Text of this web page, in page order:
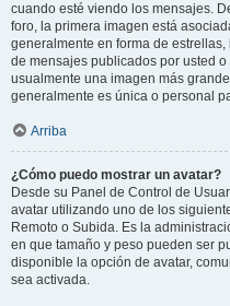
cuando esté viendo los mensajes.
foro, la primera imagen está
generalmente en forma de
de mensajes publicados por usted
usualmente una imagen más
generalmente es única o personal
Arriba
¿Cómo puedo mostrar un avatar?
Desde su Panel de Control de
avatar utilizando uno de los
Remoto o Subida. Es la
en que tamaño y peso pueden ser
disponible la opción de avatar,
sea activada.